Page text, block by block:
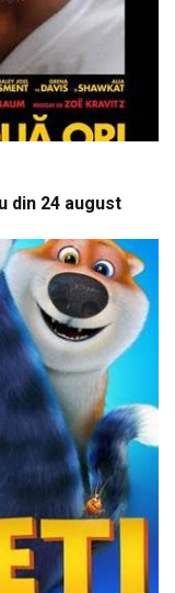
din 24 august